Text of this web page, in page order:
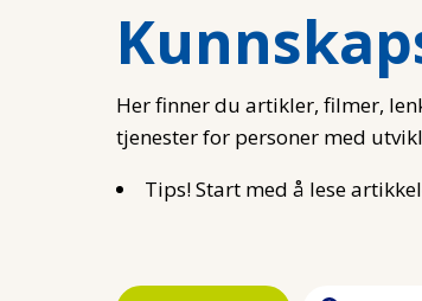
Her finner du artikler, filmer,
tjenester for personer med
Tips! Start med å lese